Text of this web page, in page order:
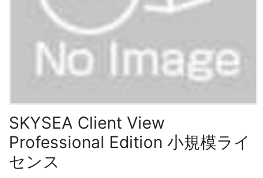
SKYSEA Client View
Professional Edition 小規模ライ
センス